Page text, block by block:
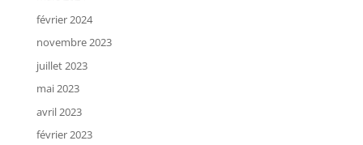
février 2024
novembre 2023
juillet 2023
mai 2023
avril 2023
février 2023